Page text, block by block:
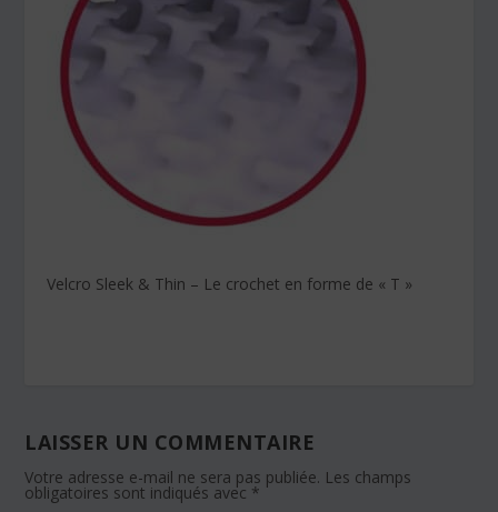
Velcro Sleek & Thin – Le crochet en forme de « T »
LAISSER UN COMMENTAIRE
Votre adresse e-mail ne sera pas publiée. Les champs
obligatoires sont indiqués avec *